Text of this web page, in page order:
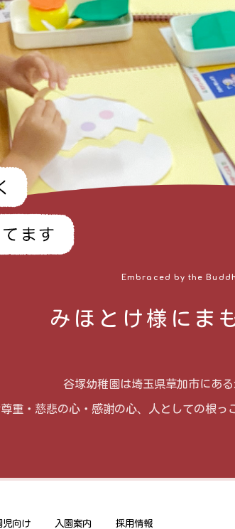
Embraced by the
みほとけ様にま
谷塚幼稚園は埼玉県草加市にある
重・慈悲の心・感謝の心、人としての根っ
児向け 入園案内 採用情報